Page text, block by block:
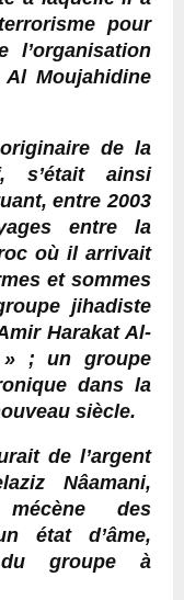
pour
Moujahidine
de la
s’était ainsi
entre 2003
entre la
où il arrivait
et sommes
jihadiste
Harakat Al-
» ; un groupe
dans la
siècle.
de l’argent
Nâamani,
des
état d’âme,
groupe à